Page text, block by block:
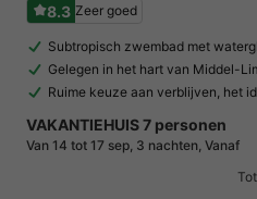
8.3 Zeer goed
Subtropisch zwembad met
Gelegen in het hart van Middel-
Ruime keuze aan verblijven, het
VAKANTIEHUIS 7 personen
Van 14 tot 17 sep, 3 nachten, Vanaf